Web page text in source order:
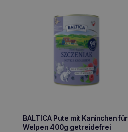
BALTICA Pute mit Kaninchen für
Welpen 400g getreidefrei